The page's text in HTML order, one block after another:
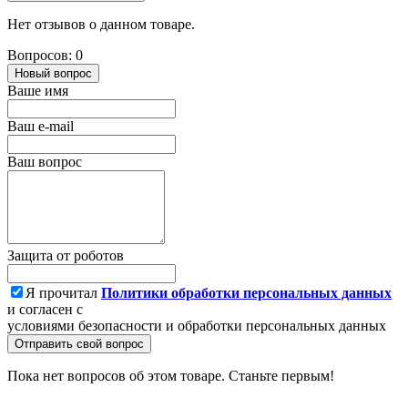
Нет отзывов о данном товаре.
Вопросов: 0
Новый вопрос
Ваше имя
Ваш e-mail
Ваш вопрос
Защита от роботов
Я прочитал Политики обработки персональных данных
и согласен с
условиями безопасности и обработки персональных данных
Отправить свой вопрос
Пока нет вопросов об этом товаре. Станьте первым!